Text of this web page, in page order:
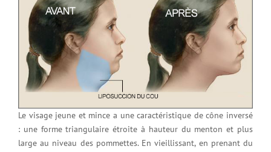
Le visage jeune et mince a une caractéristique de cône inversé
: une forme triangulaire étroite à hauteur du menton et plus
large au niveau des pommettes. En vieillissant, en prenant du